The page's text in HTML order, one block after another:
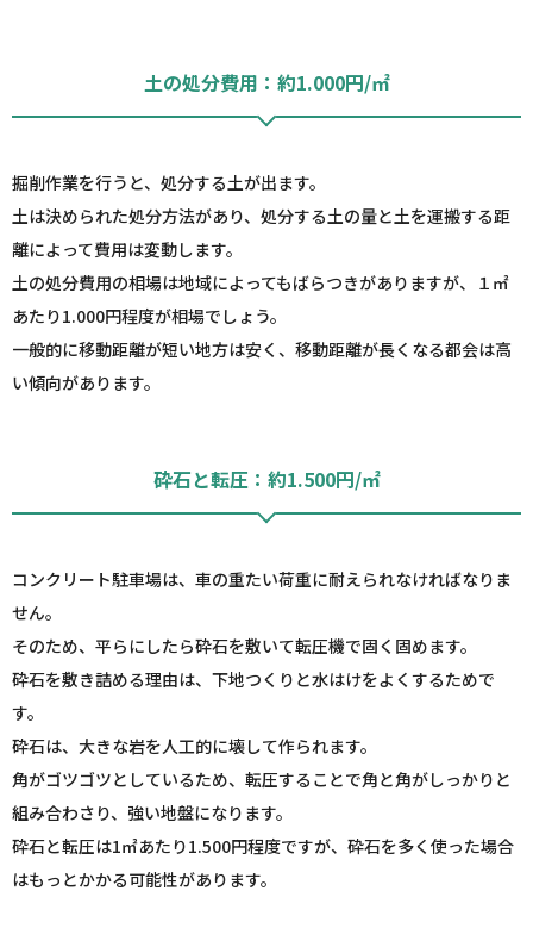
土の処分費用：約1.000円/㎡
掘削作業を行うと、処分する土が出ます。
土は決められた処分方法があり、処分する土の量と土を運搬する距
離によって費用は変動します。
土の処分費用の相場は地域によってもばらつきがありますが、１㎡
あたり1.000円程度が相場でしょう。
一般的に移動距離が短い地方は安く、移動距離が長くなる都会は高
い傾向があります。
砕石と転圧：約1.500円/㎡
コンクリート駐車場は、車の重たい荷重に耐えられなければなりま
せん。
そのため、平らにしたら砕石を敷いて転圧機で固く固めます。
砕石を敷き詰める理由は、下地つくりと水はけをよくするためで
す。
砕石は、大きな岩を人工的に壊して作られます。
角がゴツゴツとしているため、転圧することで角と角がしっかりと
組み合わさり、強い地盤になります。
砕石と転圧は1㎡あたり1.500円程度ですが、砕石を多く使った場合
はもっとかかる可能性があります。